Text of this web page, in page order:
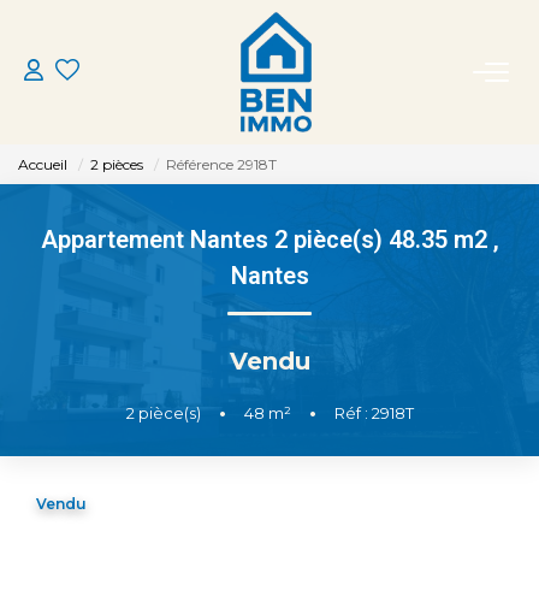
ACHETER
LOUER
ESTIMER
CONTACT
Accueil 2 pièces Référence 2918T
Appartement Nantes 2 pièce(s) 48.35 m2 ,
Nantes
Vendu
2 pièce(s) • 48 m² • Réf : 2918T
Vendu